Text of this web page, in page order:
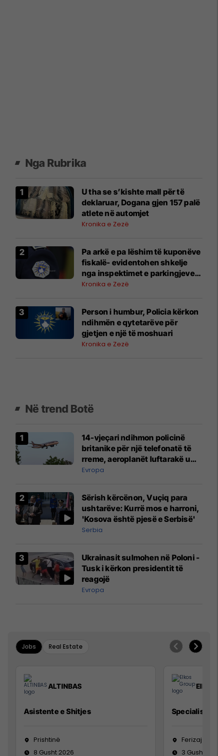
Nga Rubrika
U tha se s’kishte mall për të
deklaruar, Dogana gjen 157 palë
atlete në automjet
Kronika e Zezë
Pa arkë e pa lëshim të kuponëve
fiskalë- evidentohen shkelje
nga inspektimet e parkingjeve
në Podujevë, Lipjan, Obiliq,
Kronika e Zezë
Person i humbur, Policia kërkon
ndihmën e qytetarëve për
gjetjen e një të moshuari
Kronika e Zezë
Në trend Botë
14-vjeçari ndihmon policinë
britanike për një telefonatë të
rreme, aeroplanët luftarakë u
ngritën në ajër për të
Mançesterit
Evropa
Sërish kërcënon, Vuçiq para
ushtarëve: Kurrë mos e harroni,
'Kosova është pjesë e Serbisë'
Serbia
Ukrainasit sulmohen në Poloni -
Tusk i kërkon presidentit të
reagojë
Evropa
Jobs Real Estate
ALTINBAS
Asistente e Shitjes
Prishtinë
8 Gusht 2026
Elkos
Specialist
Ferizaj
3 Gusht